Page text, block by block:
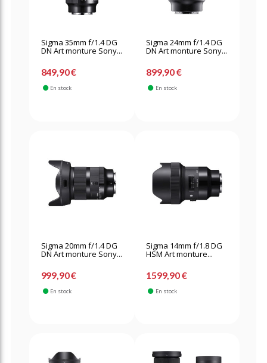
Sigma 35mm f/1.4 DG
DN Art monture Sony...
849,90 €
En stock
Sigma 24mm f/1.4 DG
DN Art monture Sony...
899,90 €
En stock
Sigma 20mm f/1.4 DG
DN Art monture Sony...
999,90 €
En stock
Sigma 14mm f/1.8 DG
HSM Art monture...
1599,90 €
En stock